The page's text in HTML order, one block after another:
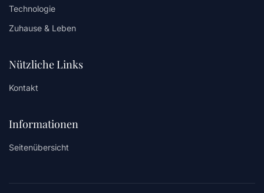
Technologie
Zuhause & Leben
Nützliche Links
Kontakt
Informationen
Seitenübersicht